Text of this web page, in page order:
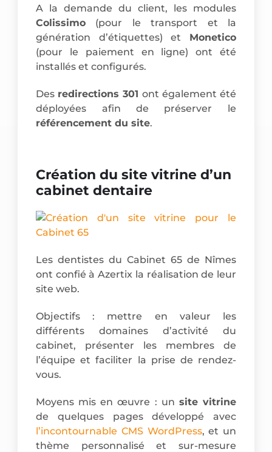
A la demande du client, les modules
Colissimo (pour le transport et la
génération d’étiquettes) et Monetico
(pour le paiement en ligne) ont été
installés et configurés.
Des redirections 301 ont également été
déployées afin de préserver le
référencement du site.
Création du site vitrine d’un
cabinet dentaire
Les dentistes du Cabinet 65 de Nîmes
ont confié à Azertix la réalisation de leur
site web.
Objectifs : mettre en valeur les
différents domaines d’activité du
cabinet, présenter les membres de
l’équipe et faciliter la prise de rendez-
vous.
Moyens mis en œuvre : un site vitrine
de quelques pages développé avec
l’incontournable CMS WordPress, et un
thème personnalisé et sur-mesure